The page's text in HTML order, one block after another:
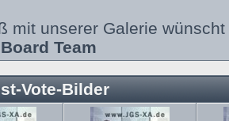
mit unserer Galerie
Team
Vote-Bilder